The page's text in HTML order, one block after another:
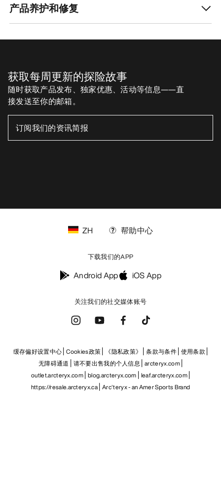
产品养护和修复
获取每周更新的探险故事
随时获取产品发布、独家优惠、活动等信息——直
接发送至你的邮箱。
关注我们的社交媒体账号
ZH 帮助中心
下载我们的APP
Android App iOS App
缓存偏好设置中心 Cookies政策 《隐私政策》 条款与条件 使用条款
无障碍通道
请不要出售我的个人信息 arcteryx.com
outlet.arcteryx.com blog.arcteryx.com leaf.arcteryx.com
https://resale.arcteryx.ca Arc'teryx - an Amer Sports Brand